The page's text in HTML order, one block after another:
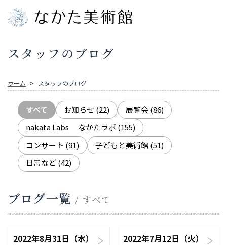
スタッフのブログ
ホーム スタッフのブログ
すべて お知らせ (22) 展覧会(86)
nakata Labs なかたラボ (155)
コンサート (91) 子どもと美術館(51)
日常など(42)
ブログ一覧 / すべて
2022年8月31日（水） 2022年7月12日（火）